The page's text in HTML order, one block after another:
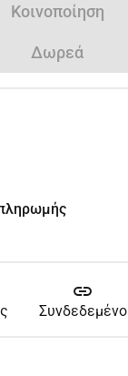
Κοινοποίηση
Δωρεά
link
Συνδεδεμένο